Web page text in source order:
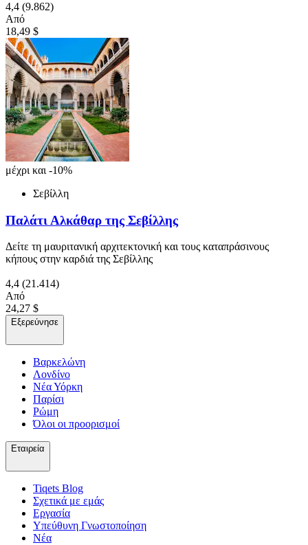
4,4 (9.862)
Από
18,49 $
μέχρι και -10%
Σεβίλλη
Παλάτι Αλκάθαρ της Σεβίλλης
Δείτε τη μαυριτανική αρχιτεκτονική και τους καταπράσινους
κήπους στην καρδιά της Σεβίλλης
4,4 (21.414)
Από
24,27 $
Εξερεύνησε
Βαρκελώνη
Λονδίνο
Νέα Υόρκη
Παρίσι
Ρώμη
Όλοι οι προορισμοί
Εταιρεία
Tiqets Βlog
Σχετικά με εμάς
Εργασία
Υπεύθυνη Γνωστοποίηση
Νέα